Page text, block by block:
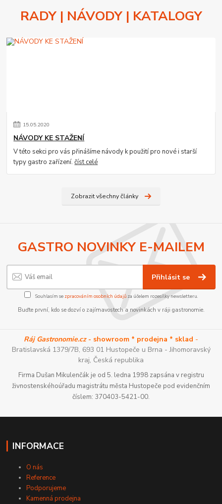
RADY | NÁVODY | KATALOGY
15.05.2020
NÁVODY KE STAŽENÍ
V této sekci pro vás přinášíme návody k použití pro nové i starší
typy gastro zařízení.číst celé
Zobrazit všechny články
GASTRO NOVINKY E-MAILEM
Přihlásit se
Souhlasím se zpracováním osobních údajůza účelem rozesílky newsletteru.
Buďte první, kdo se dozví o zajímavostech a novinkách v ráji gastronomie.
Ráj Gastronomie.cz- showroom * prodejna * sklad -
Bratislavská 1379/7B, 693 01 Hustopeče u Brna - Jihomoravský
kraj, Česká republika
Firma Dušan Mikulenčák je od 5. ledna 1998 zapsána v registru
živnostenskéhoúřadu magistrátu města Hustopeče pod evidenčním
číslem: 370403-5421-00.
INFORMACE
O nás
Reference
Podporujeme
Kamenná prodejna